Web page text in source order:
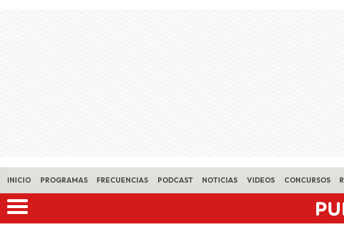
Skip to main content
INICIO PROGRAMAS FRECUENCIAS PODCAST NOTICIAS VIDEOS CONCURSOS